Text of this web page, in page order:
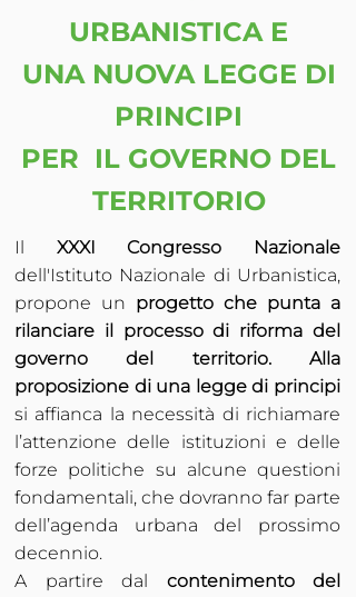
URBANISTICA E
UNA NUOVA LEGGE DI
PRINCIPI
PER IL GOVERNO DEL
TERRITORIO
Il XXXI Congresso Nazionale
dell'Istituto Nazionale di Urbanistica,
propone un progetto che punta a
rilanciare il processo di riforma del
governo del territorio. Alla
proposizione di una legge di principi
si affianca la necessità di richiamare
l’attenzione delle istituzioni e delle
forze politiche su alcune questioni
fondamentali, che dovranno far parte
dell’agenda urbana del prossimo
decennio.
A partire dal contenimento del